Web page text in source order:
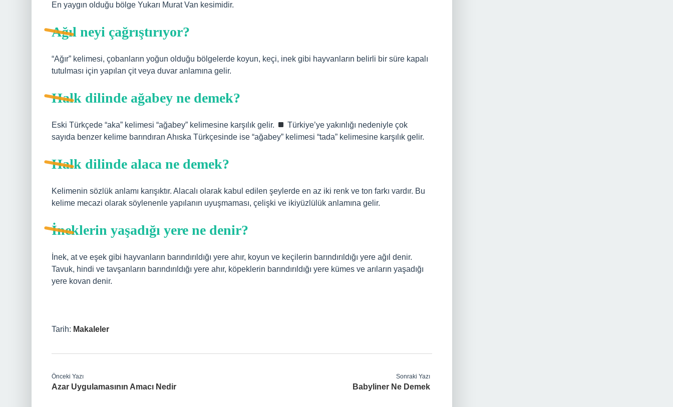
En yaygın olduğu bölge Yukarı Murat Van kesimidir.
Ağıl neyi çağrıştırıyor?
“Ağır” kelimesi, çobanların yoğun olduğu bölgelerde koyun, keçi, inek gibi hayvanların belirli bir süre kapalı
tutulması için yapılan çit veya duvar anlamına gelir.
Halk dilinde ağabey ne demek?
Eski Türkçede “aka” kelimesi “ağabey” kelimesine karşılık gelir.
Türkiye’ye yakınlığı nedeniyle çok
sayıda benzer kelime barındıran Ahıska Türkçesinde ise “ağabey” kelimesi “tada” kelimesine karşılık gelir.
Halk dilinde alaca ne demek?
Kelimenin sözlük anlamı karışıktır. Alacalı olarak kabul edilen şeylerde en az iki renk ve ton farkı vardır. Bu
kelime mecazi olarak söylenenle yapılanın uyuşmaması, çelişki ve ikiyüzlülük anlamına gelir.
İneklerin yaşadığı yere ne denir?
İnek, at ve eşek gibi hayvanların barındırıldığı yere ahır, koyun ve keçilerin barındırıldığı yere ağıl denir.
Tavuk, hindi ve tavşanların barındırıldığı yere ahır, köpeklerin barındırıldığı yere kümes ve arıların yaşadığı
yere kovan denir.
Tarih: Makaleler
Önceki Yazı
Azar Uygulamasının Amacı Nedir
Sonraki Yazı
Babyliner Ne Demek